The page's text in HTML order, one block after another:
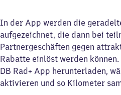
In der App werden die
aufgezeichnet, die dann bei
Partnergeschäften gegen
Rabatte einlöst werden
DB Rad+ App herunterladen,
aktivieren und so Kilometer